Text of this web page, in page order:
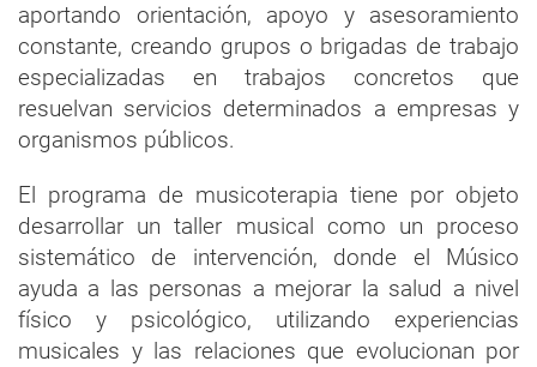
aportando orientación, apoyo y asesoramiento
constante, creando grupos o brigadas de trabajo
especializadas en trabajos concretos que
resuelvan servicios determinados a empresas y
organismos públicos.
El programa de musicoterapia tiene por objeto
desarrollar un taller musical como un proceso
sistemático de intervención, donde el Músico
ayuda a las personas a mejorar la salud a nivel
físico y psicológico, utilizando experiencias
musicales y las relaciones que evolucionan por